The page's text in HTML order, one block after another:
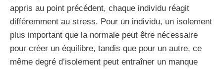
appris au point précédent, chaque individu réagit
différemment au stress. Pour un individu, un isolement
plus important que la normale peut être nécessaire
pour créer un équilibre, tandis que pour un autre, ce
même degré d’isolement peut entraîner un manque